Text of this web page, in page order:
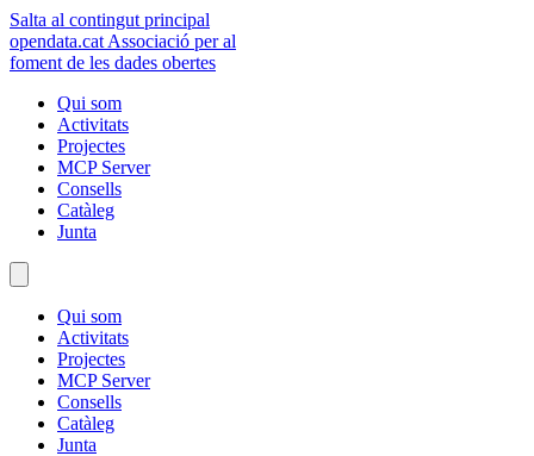
Salta al contingut principal
opendata.cat Associació per al
foment de les dades obertes
Qui som
Activitats
Projectes
MCP Server
Consells
Catàleg
Junta
Qui som
Activitats
Projectes
MCP Server
Consells
Catàleg
Junta